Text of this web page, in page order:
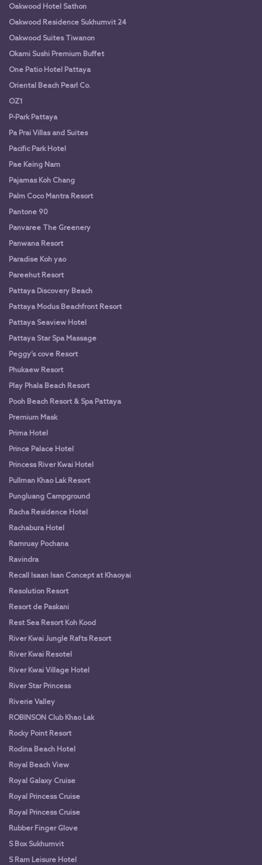
Oakwood Hotel Sathon
Oakwood Residence Sukhumvit 24
Oakwood Suites Tiwanon
Okami Sushi Premium Buffet
One Patio Hotel Pattaya
Oriental Beach Pearl Co.
OZ1
P-Park Pattaya
Pa Prai Villas and Suites
Pacific Park Hotel
Pae Keing Nam
Pajamas Koh Chang
Palm Coco Mantra Resort
Pantone 90
Panvaree The Greenery
Panwana Resort
Paradise Koh yao
Pareehut Resort
Pattaya Discovery Beach
Pattaya Modus Beachfront Resort
Pattaya Seaview Hotel
Pattaya Star Spa Massage
Peggy’s cove Resort
Phukaew Resort
Play Phala Beach Resort
Pooh Beach Resort & Spa Pattaya
Premium Mask
Prima Hotel
Prince Palace Hotel
Princess River Kwai Hotel
Pullman Khao Lak Resort
Pungluang Campground
Racha Residence Hotel
Rachabura Hotel
Ramruay Pochana
Ravindra
Recall Isaan Isan Concept at Khaoyai
Resolution Resort
Resort de Paskani
Rest Sea Resort Koh Kood
River Kwai Jungle Rafts Resort
River Kwai Resotel
River Kwai Village Hotel
River Star Princess
Riverie Valley
ROBINSON Club Khao Lak
Rocky Point Resort
Rodina Beach Hotel
Royal Beach View
Royal Galaxy Cruise
Royal Princess Cruise
Royal Princess Cruise
Rubber Finger Glove
S Box Sukhumvit
S Ram Leisure Hotel